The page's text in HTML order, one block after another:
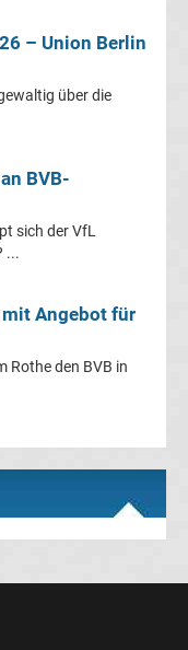
– Union Berlin
über die
BVB-
sich der VfL
...
Angebot für
Rothe den BVB in